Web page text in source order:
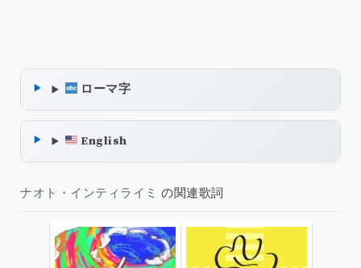
ローマ字
English
ナオト・インティライミ の関連歌詞